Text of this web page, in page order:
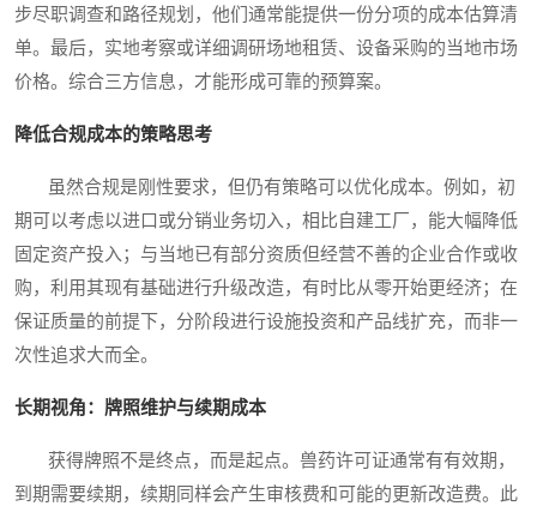
步尽职调查和路径规划，他们通常能提供一份分项的成本估算清
单。最后，实地考察或详细调研场地租赁、设备采购的当地市场
价格。综合三方信息，才能形成可靠的预算案。
降低合规成本的策略思考
虽然合规是刚性要求，但仍有策略可以优化成本。例如，初
期可以考虑以进口或分销业务切入，相比自建工厂，能大幅降低
固定资产投入；与当地已有部分资质但经营不善的企业合作或收
购，利用其现有基础进行升级改造，有时比从零开始更经济；在
保证质量的前提下，分阶段进行设施投资和产品线扩充，而非一
次性追求大而全。
长期视角：牌照维护与续期成本
获得牌照不是终点，而是起点。兽药许可证通常有有效期，
到期需要续期，续期同样会产生审核费和可能的更新改造费。此